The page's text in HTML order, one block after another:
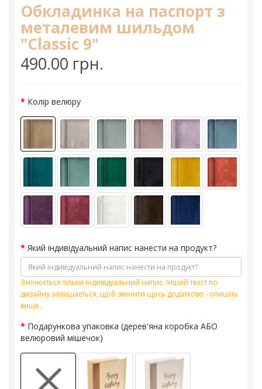
Обкладинка на паспорт з
металевим шильдом
"Classic 9"
490.00 грн.
Колір велюру
Який індивідуальний напис нанести на продукт?
Змінюється тільки індивідуальний напис. Інший текст по
дизайну залишається, щоб змінити щось додатково - опишіть
вище.
Подарункова упаковка (дерев'яна коробка АБО
велюровий мішечок)